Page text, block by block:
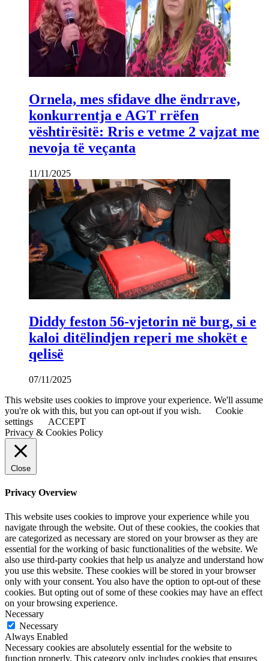
Ornela, mes sfidave dhe ëndrrave,
konkurrentja e AGT rrëfen
vështirësitë: Rris e vetme 2 vajzat me
nevoja të veçanta
11/11/2025
Diddy feston 56-vjetorin në burg, si e
kaloi ditëlindjen reperi me shokët e
qelisë
07/11/2025
This website uses cookies to improve your experience. We'll assume
you're ok with this, but you can opt-out if you wish.
Cookie
settings
ACCEPT
Privacy & Cookies Policy
Close
Privacy Overview
This website uses cookies to improve your experience while you
navigate through the website. Out of these cookies, the cookies that
are categorized as necessary are stored on your browser as they are
essential for the working of basic functionalities of the website. We
also use third-party cookies that help us analyze and understand how
you use this website. These cookies will be stored in your browser
only with your consent. You also have the option to opt-out of these
cookies. But opting out of some of these cookies may have an effect
on your browsing experience.
Necessary
Necessary
Always Enabled
Necessary cookies are absolutely essential for the website to
function properly. This category only includes cookies that ensures